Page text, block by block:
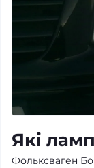
Які
Фольксваген